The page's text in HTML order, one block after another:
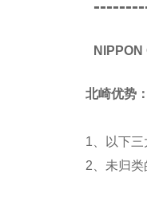
北崎优势
1、以下
2、未归